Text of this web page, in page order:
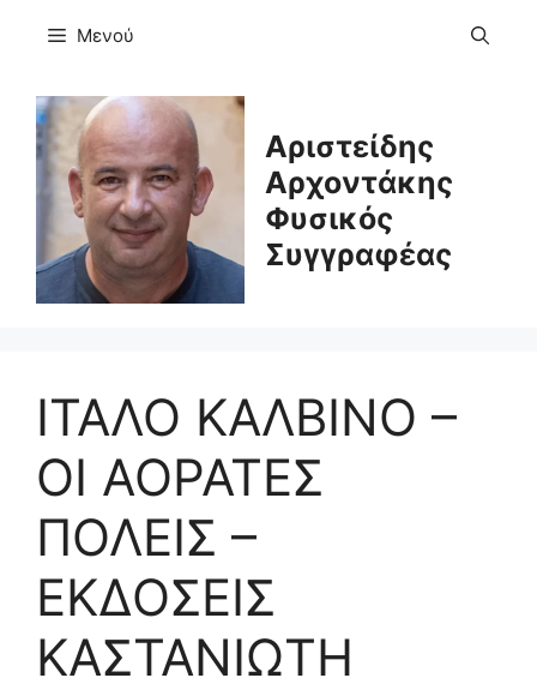
Μενού
Αριστείδης
Αρχοντάκης
Φυσικός
Συγγραφέας
ΙΤΑΛΟ ΚΑΛΒΙΝΟ –
ΟΙ ΑΟΡΑΤΕΣ
ΠΟΛΕΙΣ –
ΕΚΔΟΣΕΙΣ
ΚΑΣΤΑΝΙΩΤΗ